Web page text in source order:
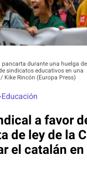
pancarta durante una huelga de
sindicatos educativos en una
Kike Rincón (Europa Press)
Educación
a favor
de ley de la
el catalán en